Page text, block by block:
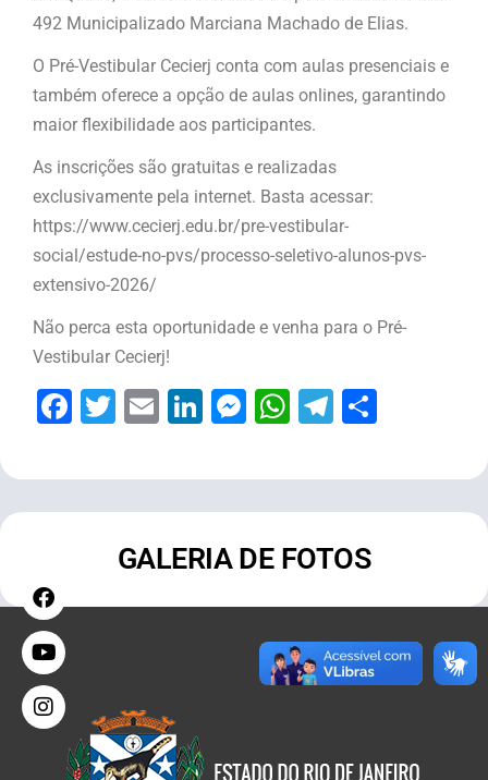
492 Municipalizado Marciana Machado de Elias.
O Pré-Vestibular Cecierj conta com aulas presenciais e
também oferece a opção de aulas onlines, garantindo
maior flexibilidade aos participantes.
As inscrições são gratuitas e realizadas
exclusivamente pela internet. Basta acessar:
https://www.cecierj.edu.br/pre-vestibular-
social/estude-no-pvs/processo-seletivo-alunos-pvs-
extensivo-2026/
Não perca esta oportunidade e venha para o Pré-
Vestibular Cecierj!
Facebook
Twitter
EmailLinkedIn
Messenger
WhatsApp
Telegram
GALERIA DE FOTOS